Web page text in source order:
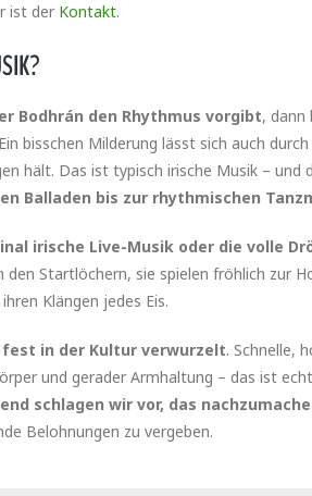
ist der Kontakt.
Bodhrán den Rhythmus vorgibt, dann
bisschen Milderung lässt sich auch durch
hält. Das ist typisch irische Musik – und
Balladen bis zur rhythmischen
irische Live-Musik oder die volle
den Startlöchern, sie spielen fröhlich zur
Klängen jedes Eis.
in der Kultur verwurzelt. Schnelle,
und gerader Armhaltung – das ist
schlagen wir vor, das
Belohnungen zu vergeben.